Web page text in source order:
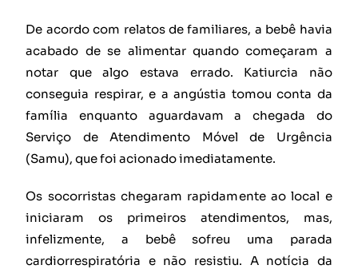
De acordo com relatos de familiares, a bebê havia
acabado de se alimentar quando começaram a
notar que algo estava errado. Katiurcia não
conseguia respirar, e a angústia tomou conta da
família enquanto aguardavam a chegada do
Serviço de Atendimento Móvel de Urgência
(Samu), que foi acionado imediatamente.
Os socorristas chegaram rapidamente ao local e
iniciaram os primeiros atendimentos, mas,
infelizmente, a bebê sofreu uma parada
cardiorrespiratória e não resistiu. A notícia da